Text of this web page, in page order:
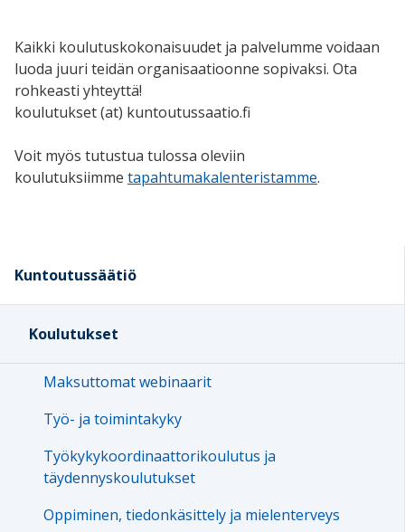
Kaikki koulutuskokonaisuudet ja palvelumme voidaan
luoda juuri teidän organisaatioonne sopivaksi. Ota
rohkeasti yhteyttä!
koulutukset (at) kuntoutussaatio.fi
Voit myös tutustua tulossa oleviin
koulutuksiimme tapahtumakalenteristamme.
Kuntoutussäätiö
Koulutukset
Maksuttomat webinaarit
Työ- ja toimintakyky
Työkykykoordinaattorikoulutus ja
täydennyskoulutukset
Oppiminen, tiedonkäsittely ja mielenterveys